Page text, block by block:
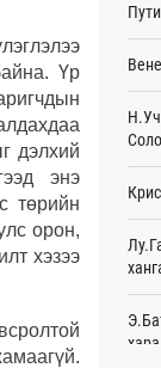
Үр
дэлхий
энэ
төрийн
орон,
хэзээ